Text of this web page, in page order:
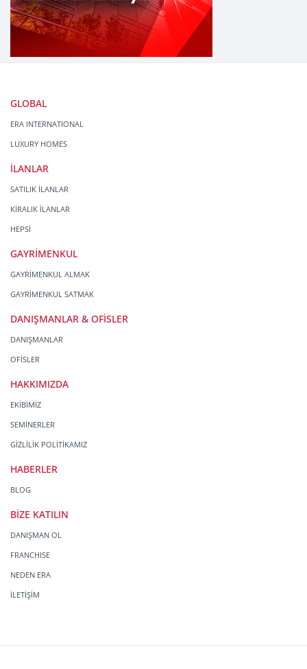
GLOBAL
ERA INTERNATIONAL
LUXURY HOMES
İLANLAR
SATILIK İLANLAR
KİRALIK İLANLAR
HEPSİ
GAYRİMENKUL
GAYRİMENKUL ALMAK
GAYRİMENKUL SATMAK
DANIŞMANLAR & OFİSLER
DANIŞMANLAR
OFİSLER
HAKKIMIZDA
EKİBİMİZ
SEMİNERLER
GİZLİLİK POLİTİKAMIZ
HABERLER
BLOG
BİZE KATILIN
DANIŞMAN OL
FRANCHISE
NEDEN ERA
İLETİŞİM